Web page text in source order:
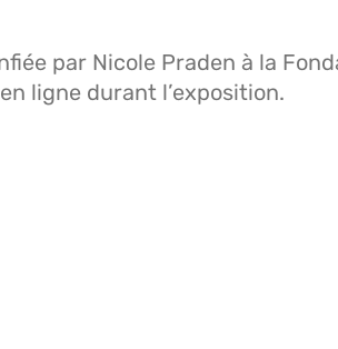
par Nicole Praden à la
ligne durant l’exposition.